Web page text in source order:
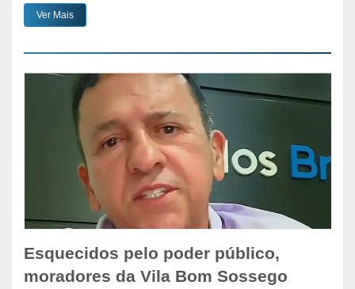
Ver Mais
Esquecidos pelo poder público,
moradores da Vila Bom Sossego